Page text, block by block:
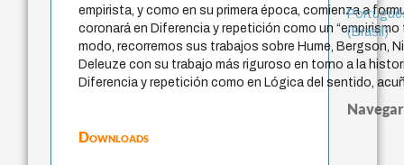
empirista, y como en su primera época, comienza a
coronará en Diferencia y repetición como un
modo, recorremos sus trabajos sobre Hume, Bergson,
Deleuze con su trabajo más riguroso en torno a la
Diferencia y repetición como en Lógica del sentido,
Downloads
(Brasil)
Navegar